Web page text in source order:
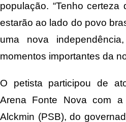
população. “Tenho
estarão ao lado do povo
uma nova
momentos importantes da
O petista participou de
Arena Fonte Nova com
Alckmin (PSB), do